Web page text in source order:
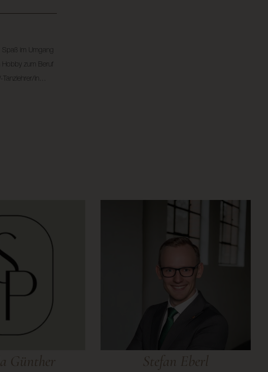
Spaß im Umgang
zum Beruf
Tanzlehrer/in…
Günther Stefan Eberl